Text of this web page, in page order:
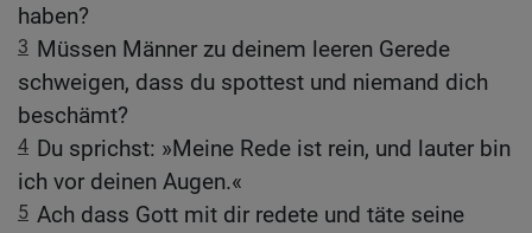
haben?
3 Müssen Männer zu deinem leeren Gerede
schweigen, dass du spottest und niemand dich
beschämt?
4 Du sprichst: »Meine Rede ist rein, und lauter bin
ich vor deinen Augen.«
5 Ach dass Gott mit dir redete und täte seine